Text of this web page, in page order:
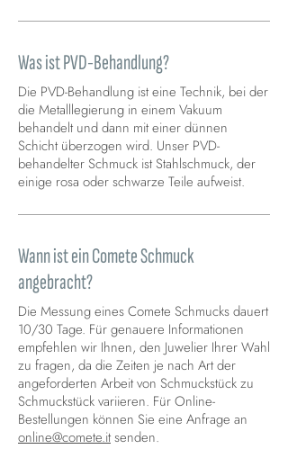
Was ist PVD-Behandlung?
Die PVD-Behandlung ist eine Technik, bei der
die Metalllegierung in einem Vakuum
behandelt und dann mit einer dünnen
Schicht überzogen wird. Unser PVD-
behandelter Schmuck ist Stahlschmuck, der
einige rosa oder schwarze Teile aufweist.
Wann ist ein Comete Schmuck
angebracht?
Die Messung eines Comete Schmucks dauert
10/30 Tage. Für genauere Informationen
empfehlen wir Ihnen, den Juwelier Ihrer Wahl
zu fragen, da die Zeiten je nach Art der
angeforderten Arbeit von Schmuckstück zu
Schmuckstück variieren. Für Online-
Bestellungen können Sie eine Anfrage an
online@comete.itsenden.